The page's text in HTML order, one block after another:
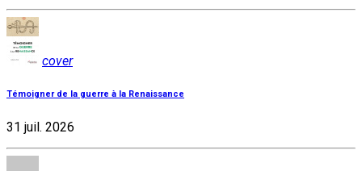
cover
Témoigner de la guerre à la Renaissance
31 juil. 2026